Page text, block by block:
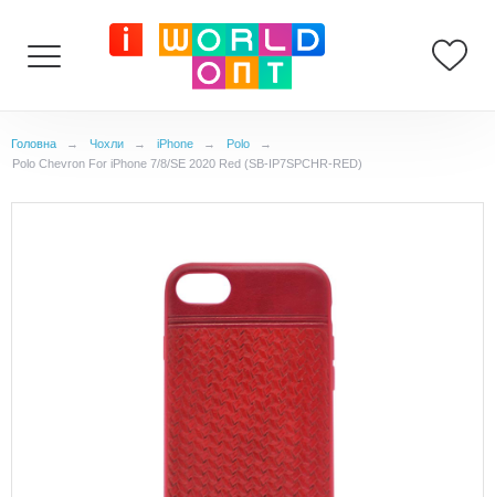
Головна → Чохли → iPhone → Polo
→
Polo Chevron For iPhone 7/8/SE 2020 Red (SB-IP7SPCHR-RED)